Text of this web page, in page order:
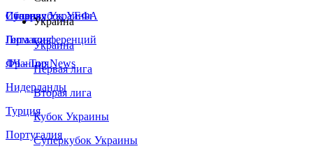
Сборная Украины
Италия
Германия
Франция
Нидерланды
Турция
Португалия
Суперкубок УЕФА
Лига конференций
ЛЧ - Top News
Украина
Украина
Первая лига
Вторая лига
Кубок Украины
Суперкубок Украины